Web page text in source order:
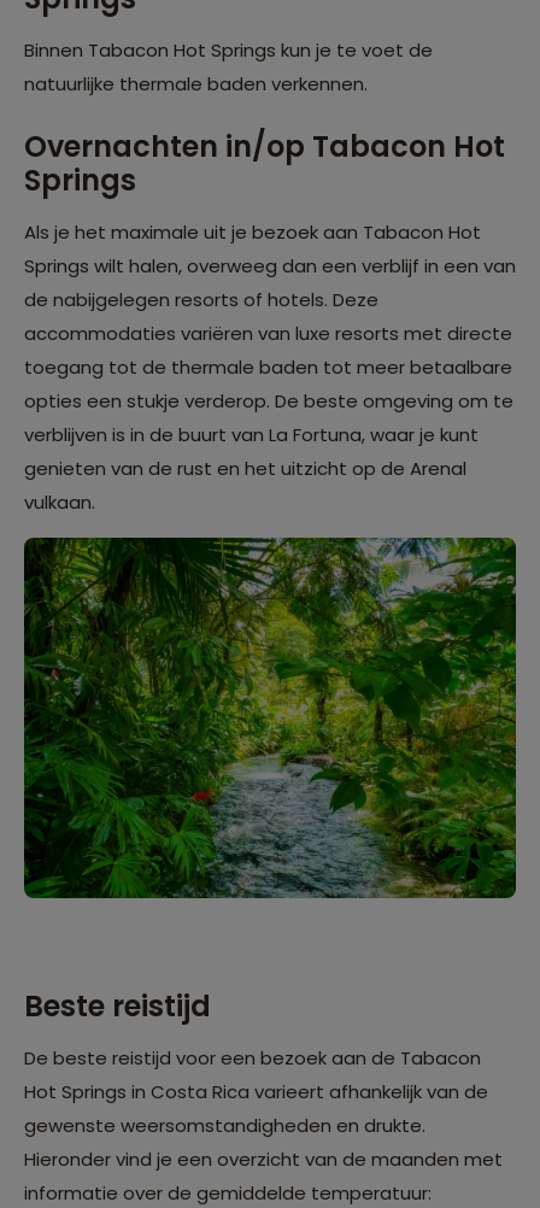
Binnen Tabacon Hot Springs kun je te voet de
natuurlijke thermale baden verkennen.
Overnachten in/op Tabacon Hot
Springs
Als je het maximale uit je bezoek aan Tabacon Hot
Springs wilt halen, overweeg dan een verblijf in een van
de nabijgelegen resorts of hotels. Deze
accommodaties variëren van luxe resorts met directe
toegang tot de thermale baden tot meer betaalbare
opties een stukje verderop. De beste omgeving om te
verblijven is in de buurt van La Fortuna, waar je kunt
genieten van de rust en het uitzicht op de Arenal
vulkaan.
Beste reistijd
De beste reistijd voor een bezoek aan de Tabacon
Hot Springs in Costa Rica varieert afhankelijk van de
gewenste weersomstandigheden en drukte.
Hieronder vind je een overzicht van de maanden met
informatie over de gemiddelde temperatuur: